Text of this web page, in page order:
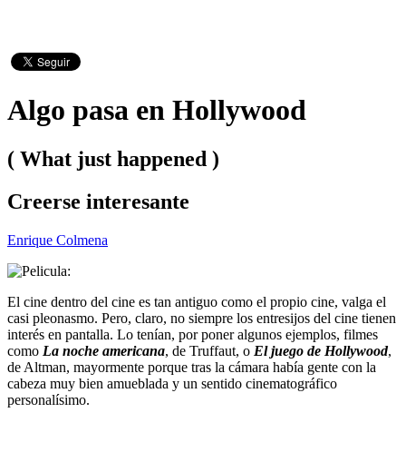
Algo pasa en Hollywood
( What just happened )
Creerse interesante
Enrique Colmena
El cine dentro del cine es tan antiguo como el propio cine, valga el
casi pleonasmo. Pero, claro, no siempre los entresijos del cine tienen
interés en pantalla. Lo tenían, por poner algunos ejemplos, filmes
como La noche americana, de Truffaut, o El juego de Hollywood,
de Altman, mayormente porque tras la cámara había gente con la
cabeza muy bien amueblada y un sentido cinematográfico
personalísimo.